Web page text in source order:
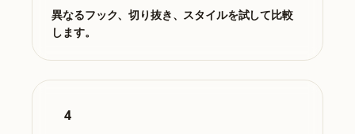
異なるフック、切り抜き、スタイルを試して比較
します。
4